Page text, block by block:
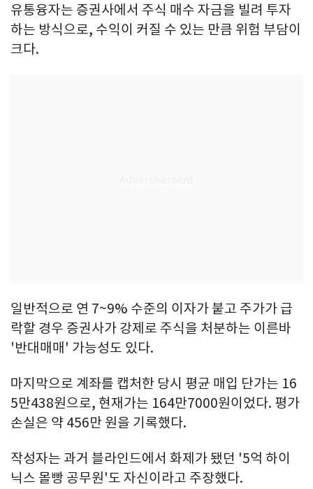
유통융자는 증권사에서 주식 매수 자금을 빌려 투자
하는 방식으로, 수익이 커질 수 있는 만큼 위험 부담이
크다.
일반적으로 연 7~9% 수준의 이자가 붙고 주가가 급
락할 경우 증권사가 강제로 주식을 처분하는 이른바
'반대매매' 가능성도 있다.
마지막으로 계좌를 캡처한 당시 평균 매입 단가는 16
5만438원으로, 현재가는 164만7000원이었다. 평가
손실은 약 456만 원을 기록했다.
작성자는 과거 블라인드에서 화제가 됐던 '5억 하이
닉스 몰빵 공무원'도 자신이라고 주장했다.